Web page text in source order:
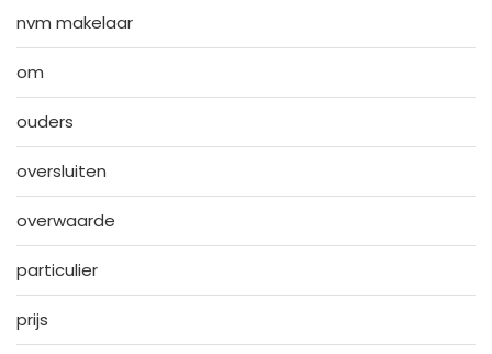
nvm makelaar
om
ouders
oversluiten
overwaarde
particulier
prijs